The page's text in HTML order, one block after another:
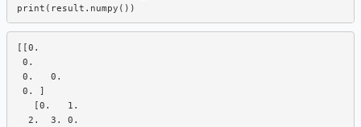
[[0.
0.
0.   0.
0. ]
   [0.   1.
  2.  3. 0.